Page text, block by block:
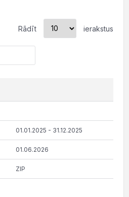
Rādīt ierakstus
01.01.2025 - 31.12.2025
01.06.2026
ZIP